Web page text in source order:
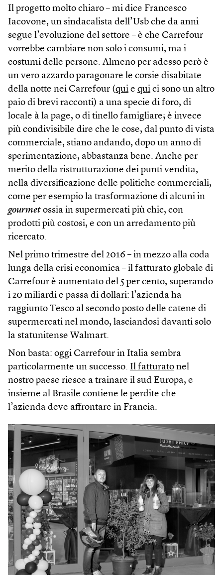
Il progetto molto chiaro – mi dice Francesco
Iacovone, un sindacalista dell’Usb che da anni
segue l’evoluzione del settore – è che Carrefour
vorrebbe cambiare non solo i consumi, ma i
costumi delle persone. Almeno per adesso però è
un vero azzardo paragonare le corsie disabitate
della notte nei Carrefour (qui e qui ci sono un altro
paio di brevi racconti) a una specie di foro, di
locale à la page, o di tinello famigliare; è invece
più condivisibile dire che le cose, dal punto di vista
commerciale, stiano andando, dopo un anno di
sperimentazione, abbastanza bene. Anche per
merito della ristrutturazione dei punti vendita,
nella diversificazione delle politiche commerciali,
come per esempio la trasformazione di alcuni in
gourmet ossia in supermercati più chic, con
prodotti più costosi, e con un arredamento più
ricercato.
Nel primo trimestre del 2016 – in mezzo alla coda
lunga della crisi economica – il fatturato globale di
Carrefour è aumentato del 5 per cento, superando
i 20 miliardi e passa di dollari: l’azienda ha
raggiunto Tesco al secondo posto delle catene di
supermercati nel mondo, lasciandosi davanti solo
la statunitense Walmart.
Non basta: oggi Carrefour in Italia sembra
particolarmente un successo. Il fatturato nel
nostro paese riesce a trainare il sud Europa, e
insieme al Brasile contiene le perdite che
l’azienda deve affrontare in Francia.